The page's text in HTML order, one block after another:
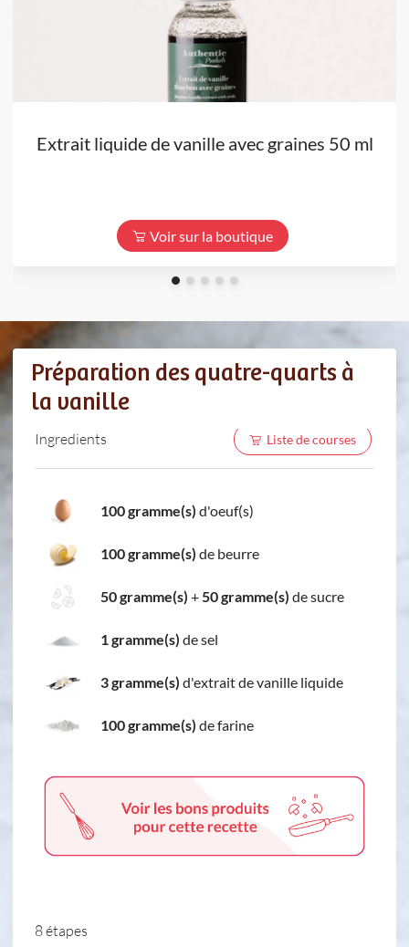
Extrait liquide de vanille avec graines 50 ml
Voir sur la boutique
Préparation des quatre-quarts à
la vanille
Ingredients Liste de courses
100 gramme(s) d'oeuf(s)
100 gramme(s) de beurre
50 gramme(s) +50 gramme(s) de sucre
1 gramme(s) de sel
3 gramme(s) d'extrait de vanille liquide
100 gramme(s) de farine
8 étapes